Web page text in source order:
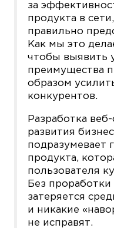
за
продукта в
правильно
Как мы это
чтобы выявить
преимущества
образом
конкурентов.
Разработка
развития
подразумевает
продукта,
пользователя
Без
затеряется
и никакие
не исправят.